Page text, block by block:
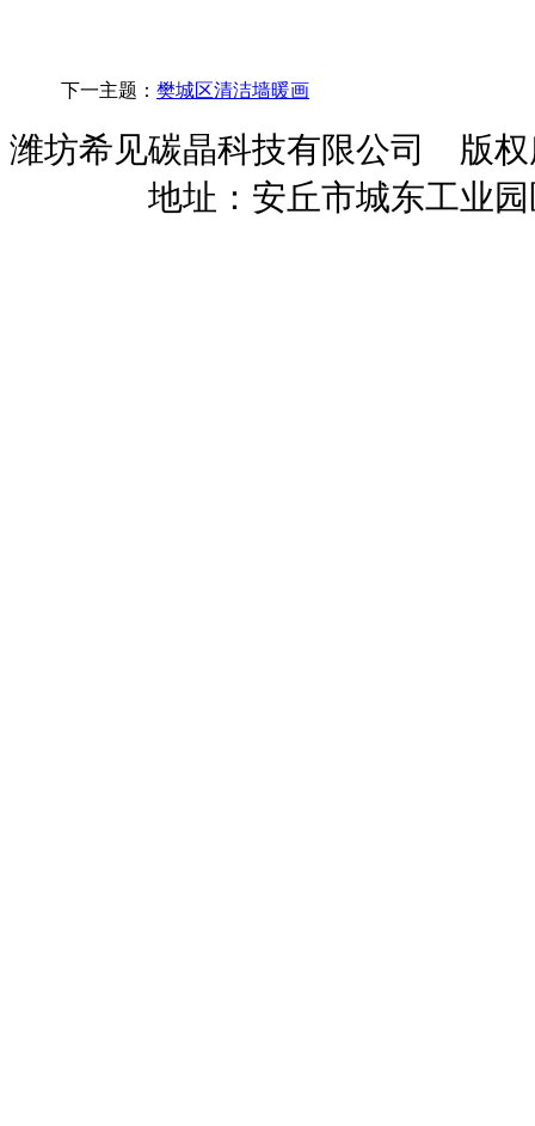
下一主题： 樊城区清洁墙暖画
潍坊希见碳晶科技有限公司
地址：安丘市城东工业